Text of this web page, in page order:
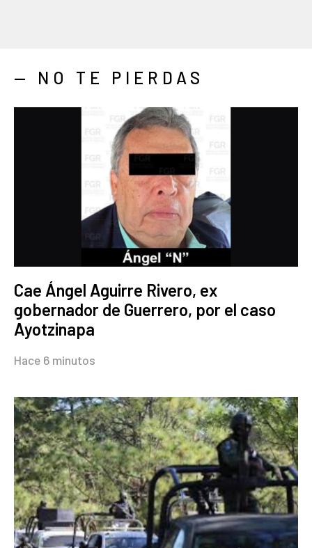
— NO TE PIERDAS
Cae Ángel Aguirre Rivero, ex
gobernador de Guerrero, por el caso
Ayotzinapa
Hace 6 minutos